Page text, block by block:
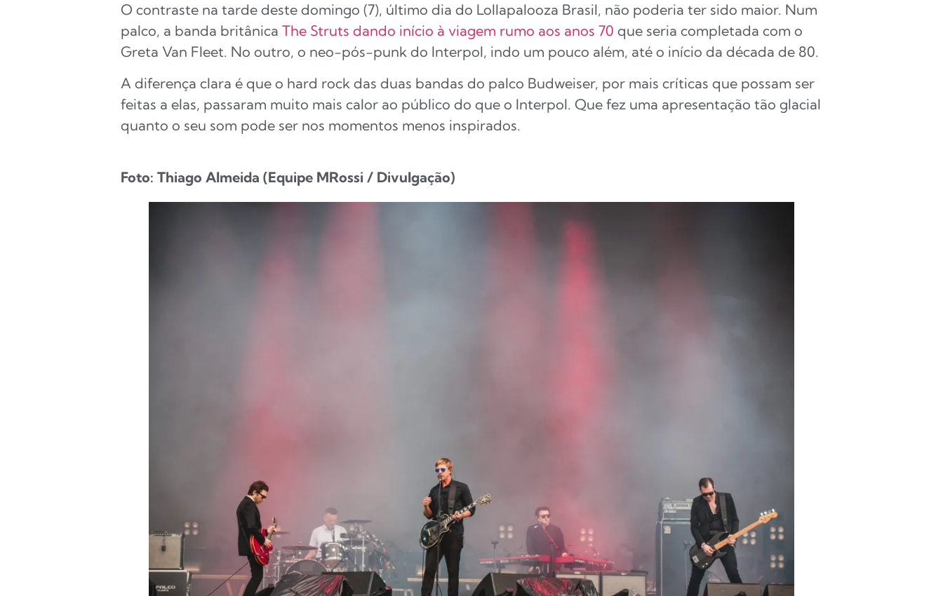
O contraste na tarde deste domingo (7), último dia do Lollapalooza Brasil, não poderia ter sido maior. Num
palco, a banda britânica The Struts dando início à viagem rumo aos anos 70 que seria completada com o
Greta Van Fleet. No outro, o neo-pós-punk do Interpol, indo um pouco além, até o início da década de 80.
A diferença clara é que o hard rock das duas bandas do palco Budweiser, por mais críticas que possam ser
feitas a elas, passaram muito mais calor ao público do que o Interpol. Que fez uma apresentação tão glacial
quanto o seu som pode ser nos momentos menos inspirados.
Foto: Thiago Almeida (Equipe MRossi / Divulgação)